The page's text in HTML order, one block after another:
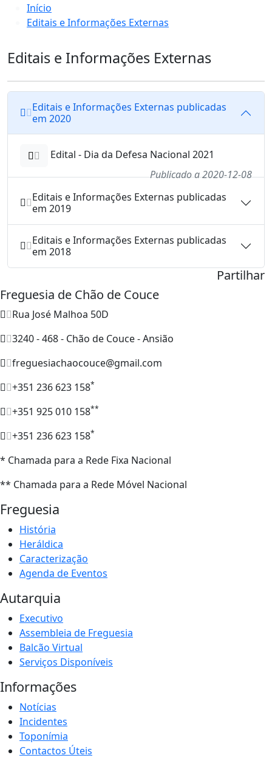
Início
Editais e Informações Externas
Editais e Informações Externas
Editais e Informações Externas publicadas
em 2020
Edital - Dia da Defesa Nacional 2021
Publicado a 2020-12-08
Editais e Informações Externas publicadas
em 2019
Editais e Informações Externas publicadas
em 2018
Partilhar
Freguesia de Chão de Couce
Rua José Malhoa 50D
3240 - 468 - Chão de Couce - Ansião
freguesiachaocouce@gmail.com
+351 236 623 158*
+351 925 010 158**
+351 236 623 158*
* Chamada para a Rede Fixa Nacional
** Chamada para a Rede Móvel Nacional
Freguesia
História
Heráldica
Caracterização
Agenda de Eventos
Autarquia
Executivo
Assembleia de Freguesia
Balcão Virtual
Serviços Disponíveis
Informações
Notícias
Incidentes
Toponímia
Contactos Úteis